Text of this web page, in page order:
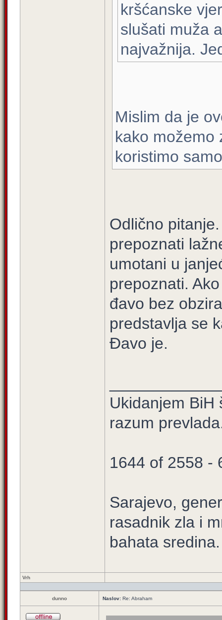
kršćanske
slušati muža
najvažnija.
Mislim da je
kako možemo
koristimo
Odlično
prepoznati
umotani u
prepoznati.
đavo bez
predstavlja se
Đavo je.
Ukidanjem BiH
razum
1644 of 2558 -
Sarajevo,
rasadnik zla i
bahata sredina.
Vrh
dunno Naslov: Re: Abraham